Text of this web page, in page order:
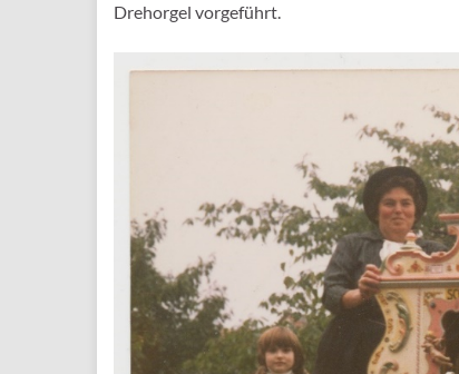
Drehorgel vorgeführt.